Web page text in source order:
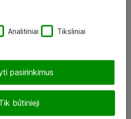
Analitiniai Tiksliniai
būtinieji
pasirinkimus